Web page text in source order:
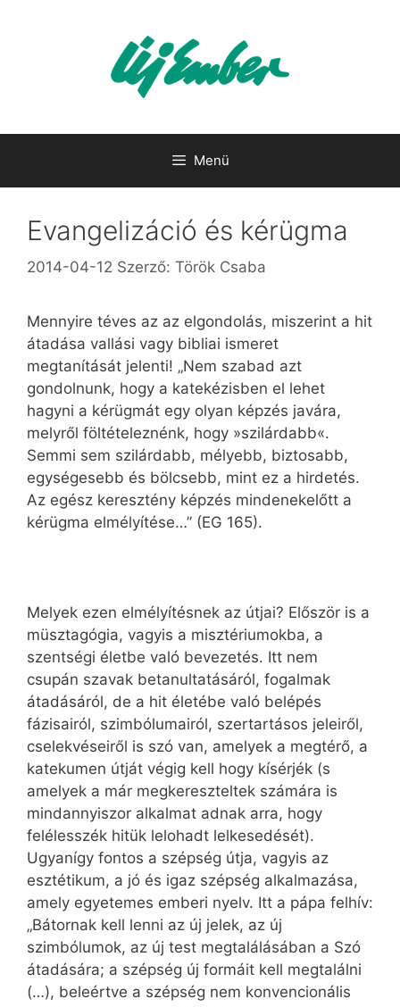
Menü
Evangelizáció és kérügma
2014-04-12 Szerző: Török Csaba
Mennyire téves az az elgondolás, miszerint a hit
átadása vallási vagy bibliai ismeret
megtanítását jelenti! „Nem szabad azt
gondolnunk, hogy a katekézisben el lehet
hagyni a kérügmát egy olyan képzés javára,
melyről föltételeznénk, hogy »szilárdabb«.
Semmi sem szilárdabb, mélyebb, biztosabb,
egységesebb és bölcsebb, mint ez a hirdetés.
Az egész keresztény képzés mindenekelőtt a
kérügma elmélyítése…” (EG 165).
Melyek ezen elmélyítésnek az útjai? Először is a
müsztagógia, vagyis a misztériumokba, a
szentségi életbe való bevezetés. Itt nem
csupán szavak betanultatásáról, fogalmak
átadásáról, de a hit életébe való belépés
fázisairól, szimbólumairól, szertartásos jeleiről,
cselekvéseiről is szó van, amelyek a megtérő, a
katekumen útját végig kell hogy kísérjék (s
amelyek a már megkereszteltek számára is
mindannyiszor alkalmat adnak arra, hogy
felélesszék hitük lelohadt lelkesedését).
Ugyanígy fontos a szépség útja, vagyis az
esztétikum, a jó és igaz szépség alkalmazása,
amely egyetemes emberi nyelv. Itt a pápa felhív:
„Bátornak kell lenni az új jelek, az új
szimbólumok, az új test megtalálásában a Szó
átadására; a szépség új formáit kell megtalálni
(…), beleértve a szépség nem konvencionális